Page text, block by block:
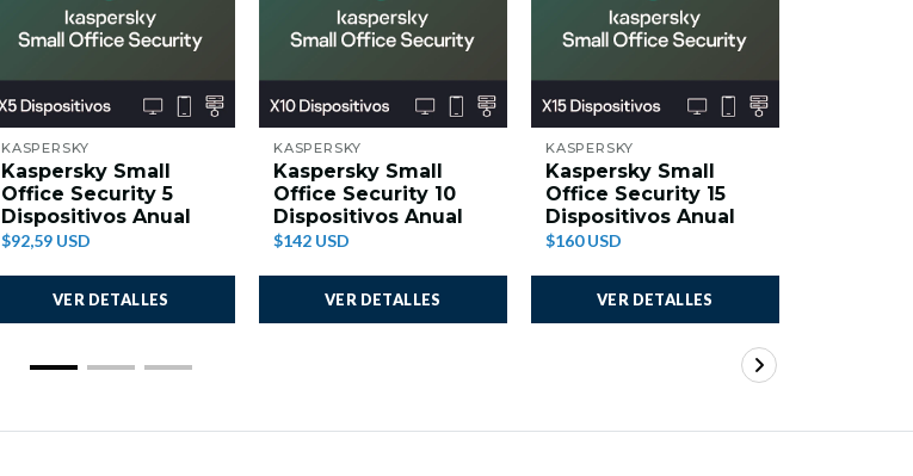
KASPERSKY
Kaspersky Small
Office Security 5
Dispositivos Anual
$92,59 USD
VER DETALLES
KASPERSKY
Kaspersky Small
Office Security 10
Dispositivos Anual
$142 USD
VER DETALLES
KASPERSKY
Kaspersky Small
Office Security 15
Dispositivos Anual
$160 USD
VER DETALLES